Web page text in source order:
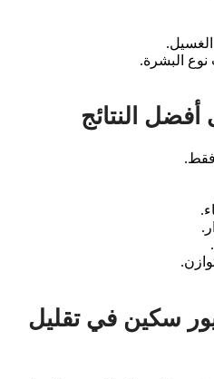
نوع البشرة.
النتائج
فقط.
سكين في تقليل